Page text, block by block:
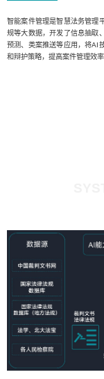
智能案件管理是智慧法务管理
规等大数据，开发了信息抽取
预测、类案推送等应用，将AI
和辩护策略，提高案件管理效